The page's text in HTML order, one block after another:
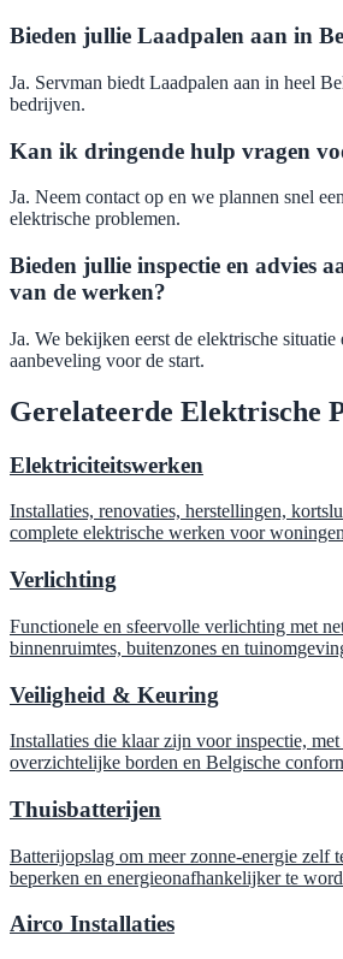
Bieden jullie Laadpalen aan in
Ja. Servman biedt Laadpalen aan in heel
bedrijven.
Kan ik dringende hulp vragen
Ja. Neem contact op en we plannen snel
elektrische problemen.
Bieden jullie inspectie en advies
van de werken?
Ja. We bekijken eerst de elektrische
aanbeveling voor de start.
Gerelateerde Elektrische
Elektriciteitswerken
Installaties, renovaties, herstellingen,
complete elektrische werken voor
Verlichting
Functionele en sfeervolle verlichting met
binnenruimtes, buitenzones en
Veiligheid & Keuring
Installaties die klaar zijn voor inspectie,
overzichtelijke borden en Belgische
Thuisbatterijen
Batterijopslag om meer zonne-energie zelf
beperken en energieonafhankelijker te
Airco Installaties